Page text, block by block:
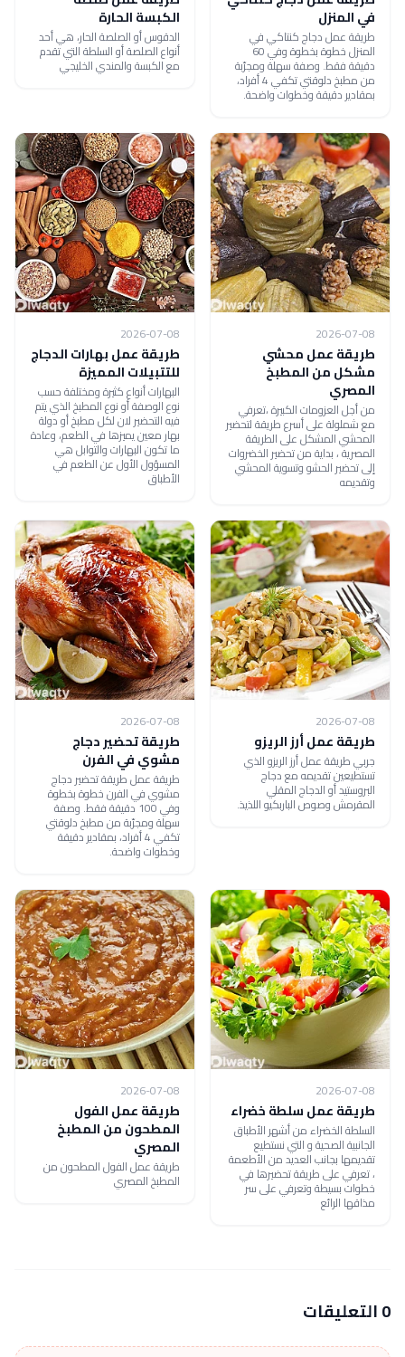
في المنزل
طريقة عمل دجاج كنتاكي في
المنزل خطوة بخطوة وفي 60
دقيقة فقط. وصفة سهلة ومجرّبة
من مطبخ دلوقتي تكفي 4 أفراد،
بمقادير دقيقة وخطوات واضحة.
الكبسة الحارة
الدقوس أو الصلصة الحار، هي أحد
أنواع الصلصة أو السلطة التي تقدم
مع الكبسة والمندي الخليجي
2026-07-08
طريقة عمل محشي
مشكل من المطبخ
المصري
من أجل العزومات الكبيرة ،تعرفي
مع شملولة على أسرع طريقة لتحضير
المحشي المشكل على الطريقة
المصرية ، بداية من تحضير الخضروات
إلى تحضير الحشو وتسوية المحشي
وتقديمه
2026-07-08
طريقة عمل بهارات الدجاج
للتتبيلات المميزة
البهارات أنواع كثيرة ومختلفة حسب
نوع الوصفة أو نوع المطبخ الذي يتم
فيه التحضير لان لكل مطبخ أو دولة
بهار معين يميزها في الطعم، وعادة
ما تكون البهارات والتوابل هي
المسؤول الأول عن الطعم في
الأطباق
2026-07-08
طريقة عمل أرز الريزو
جربي طريقة عمل أرز الريزو الذي
تستطيعين تقديمه مع دجاج
البروستيد أو الدجاج المقلي
المقرمش وصوص الباربكيو اللذيذ.
2026-07-08
طريقة تحضير دجاج
مشوي في الفرن
طريقة عمل طريقة تحضير دجاج
مشوي في الفرن خطوة بخطوة
وفي 100 دقيقة فقط. وصفة
سهلة ومجرّبة من مطبخ دلوقتي
تكفي 4 أفراد، بمقادير دقيقة
وخطوات واضحة.
2026-07-08
طريقة عمل سلطة خضراء
السلطة الخضراء من أشهر الأطباق
الجانبية الصحية و التي نستطيع
تقديمها بجانب العديد من الأطعمة
، تعرفي على طريقة تحضيرها في
خطوات بسيطة وتعرفي على سر
مذاقها الرائع
2026-07-08
طريقة عمل الفول
المطحون من المطبخ
المصري
طريقة عمل الفول المطحون من
المطبخ المصري
0 التعليقات